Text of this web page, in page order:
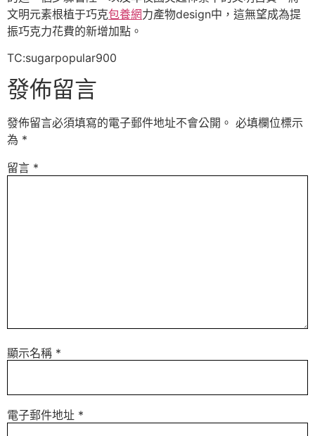
文明元素根植于巧克包養網力產物design中，這無望成為提
振巧克力花費的新增加點。
TC:sugarpopular900
發佈留言
發佈留言必須填寫的電子郵件地址不會公開。 必填欄位標示
為 *
留言 *
顯示名稱 *
電子郵件地址 *